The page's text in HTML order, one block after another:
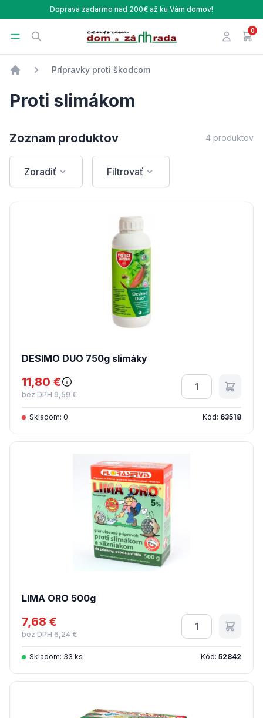
Doprava zadarmo nad 200€ až ku Vám domov!
Open menu
Search Centrum Dom a Záhrada 0
v
Prípravky proti škodcom
Proti slimákom
Zoznam produktov 4 produktov
Zoradiť Filtrovať
DESIMO DUO 750g slimáky
11,80 €
bez DPH 9,59 €
Množstvo
Skladom: 0 Kód: 63518
LIMA ORO 500g
7,68 €
bez DPH 6,24 €
Množstvo
Skladom: 33 ks Kód: 52842